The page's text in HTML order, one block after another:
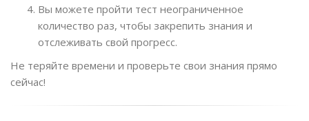
Вы можете пройти тест неограниченное
количество раз, чтобы закрепить знания и
отслеживать свой прогресс.
Не теряйте времени и проверьте свои знания прямо
сейчас!